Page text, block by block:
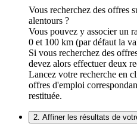
Vous recherchez des offres
alentours ?
Vous pouvez y associer un
0 et 100 km (par défaut la
Si vous recherchez des
devez alors effectuer deux
Lancez votre recherche en
offres d'emploi
restituée.
2. Affiner les résultats de